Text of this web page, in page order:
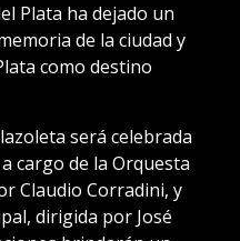
Plata ha dejado un
de la ciudad y
como destino
será celebrada
cargo de la Orquesta
Claudio Corradini, y
dirigida por José